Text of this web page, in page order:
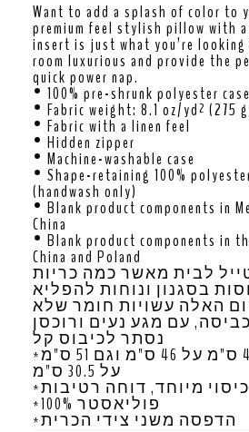
Want to add a splash of color to
premium feel stylish pillow with
insert is just what you’re looking
room luxurious and provide the
quick power nap.
• 100% pre-shrunk polyester case
• Fabric weight: 8.1 oz/yd² (275
• Fabric with a linen feel
• Hidden zipper
• Machine-washable case
• Shape-retaining 100%
(handwash only)
• Blank product components in
China
• Blank product components in
China and Poland
לבית מאשר כמה כריות
האלה עשויות חומר שלא
עם מגע נעים ורוכסן
נסתר לכיבוס קל
*מגיעות בגודל 46 ס"מ על 46 ס"מ וגם 51 ס"מ
על 30.5 ס"מ
*כיסוי מיוחד, דוחה רטיבות
*100% פוליאסטר
*הדפסה משני צידי הכרית